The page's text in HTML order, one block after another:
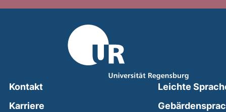
Kontakt
Karriere
Leichte